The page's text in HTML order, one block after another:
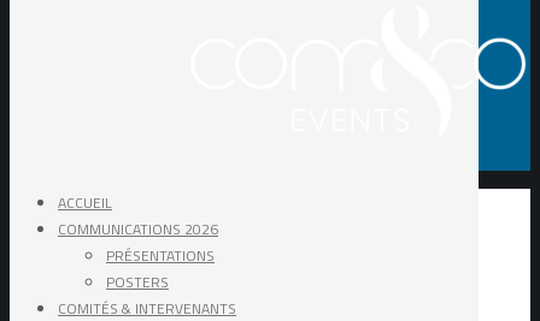
ACCUEIL
COMMUNICATIONS 2026
PRÉSENTATIONS
POSTERS
COMITÉS & INTERVENANTS